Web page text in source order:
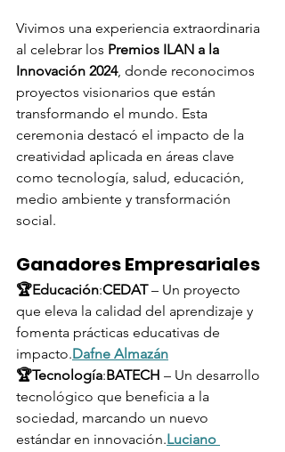
Vivimos una experiencia extraordinaria
al celebrar los Premios ILAN a la
Innovación 2024, donde reconocimos
proyectos visionarios que están
transformando el mundo. Esta
ceremonia destacó el impacto de la
creatividad aplicada en áreas clave
como tecnología, salud, educación,
medio ambiente y transformación
social.
Ganadores Empresariales
🏆Educación:CEDAT – Un proyecto
que eleva la calidad del aprendizaje y
fomenta prácticas educativas de
impacto.Dafne Almazán
🏆Tecnología:BATECH – Un desarrollo
tecnológico que beneficia a la
sociedad, marcando un nuevo
estándar en innovación.Luciano